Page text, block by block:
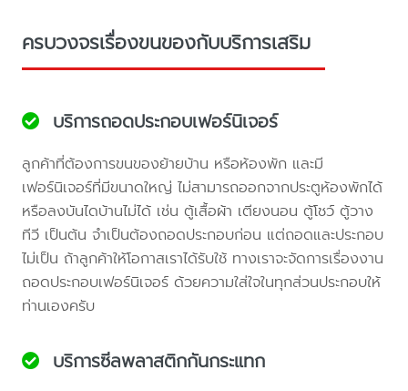
ครบวงจรเรื่องขนของกับบริการเสริม
บริการถอดประกอบเฟอร์นิเจอร์
ลูกค้าที่ต้องการขนของย้ายบ้าน หรือห้องพัก และมี
เฟอร์นิเจอร์ที่มีขนาดใหญ่ ไม่สามารถออกจากประตูห้องพักได้
หรือลงบันไดบ้านไม่ได้ เช่น ตู้เสื้อผ้า เตียงนอน ตู้โชว์ ตู้วาง
ทีวี เป็นต้น จำเป็นต้องถอดประกอบก่อน แต่ถอดและประกอบ
ไม่เป็น ถ้าลูกค้าให้โอกาสเราได้รับใช้ ทางเราจะจัดการเรื่องงาน
ถอดประกอบเฟอร์นิเจอร์ ด้วยความใส่ใจในทุกส่วนประกอบให้
ท่านเองครับ
บริการซีลพลาสติกกันกระแทก